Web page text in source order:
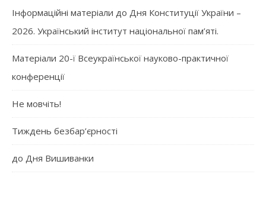
Інформаційні матеріали до Дня Конституції України –
2026. Український інститут національної пам’яті.
Матеріали 20-ї Всеукраїнської науково-практичної
конференції
Не мовчіть!
Тиждень безбар’єрності
до Дня Вишиванки